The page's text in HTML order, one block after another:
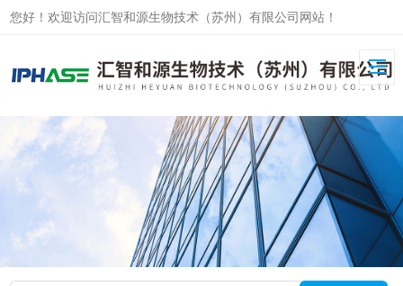
您好！欢迎访问汇智和源生物技术（苏州）有限公司网站！